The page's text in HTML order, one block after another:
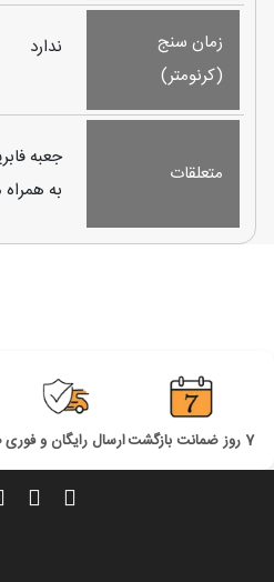
زمان سنج
(کرنومتر)
ندارد
متعلقات
جعبه
به
7 روز ضمانت بازگشت ارسال رایگان و فوری